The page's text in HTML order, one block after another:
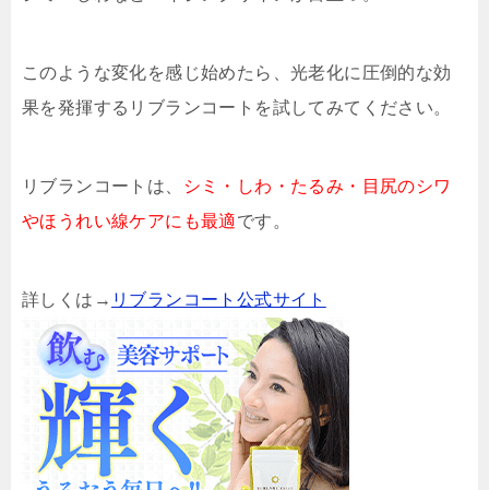
このような変化を感じ始めたら、光老化に圧倒的な効
果を発揮するリブランコートを試してみてください。
リブランコートは、
シミ・しわ・たるみ・目尻のシワ
やほうれい線ケアにも最適です。
詳しくは→ リブランコート公式サイト